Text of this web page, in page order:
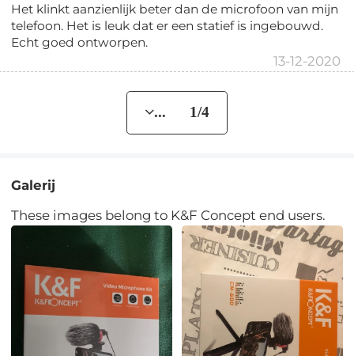
Het klinkt aanzienlijk beter dan de microfoon van mijn
telefoon. Het is leuk dat er een statief is ingebouwd.
Echt goed ontworpen.
13-12-2020
... 1/4
Galerij
These images belong to K&F Concept end users.